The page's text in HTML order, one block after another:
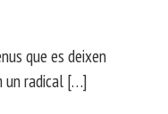
que es deixen
un radical […]